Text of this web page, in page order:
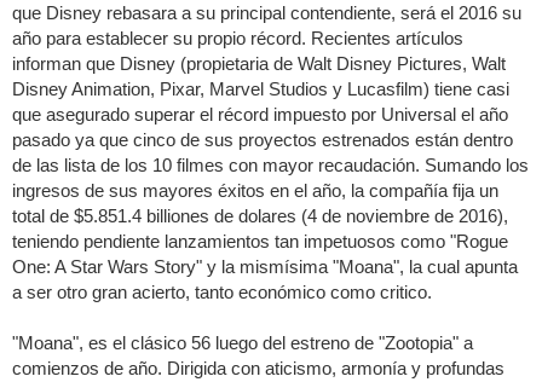
que Disney rebasara a su principal contendiente, será el 2016 su
año para establecer su propio récord. Recientes artículos
informan que Disney (propietaria de Walt Disney Pictures, Walt
Disney Animation, Pixar, Marvel Studios y Lucasfilm) tiene casi
que asegurado superar el récord impuesto por Universal el año
pasado ya que cinco de sus proyectos estrenados están dentro
de las lista de los 10 filmes con mayor recaudación. Sumando los
ingresos de sus mayores éxitos en el año, la compañía fija un
total de $5.851.4 billiones de dolares (4 de noviembre de 2016),
teniendo pendiente lanzamientos tan impetuosos como "Rogue
One: A Star Wars Story" y la mismísima "Moana", la cual apunta
a ser otro gran acierto, tanto económico como critico.
"Moana", es el clásico 56 luego del estreno de "Zootopia" a
comienzos de año. Dirigida con aticismo, armonía y profundas